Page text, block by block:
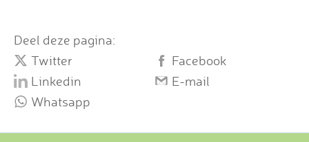
Deel deze pagina:
Twitter
Facebook
Linkedin
E-mail
Whatsapp